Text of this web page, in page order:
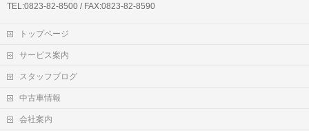
TEL:0823-82-8500 / FAX:0823-82-8590
トップページ
サービス案内
スタッフブログ
中古車情報
会社案内